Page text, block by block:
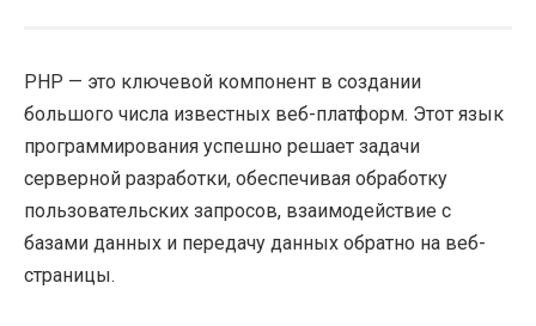
PHP — это ключевой компонент в создании
большого числа известных веб-платформ. Этот язык
программирования успешно решает задачи
серверной разработки, обеспечивая обработку
пользовательских запросов, взаимодействие с
базами данных и передачу данных обратно на веб-
страницы.